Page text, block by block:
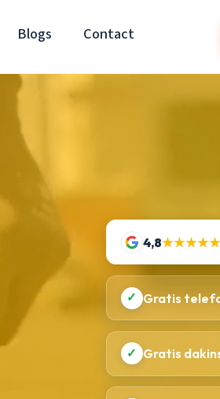
Blogs Contact
4,8★★★★★
✓ Gratis
✓ Gratis